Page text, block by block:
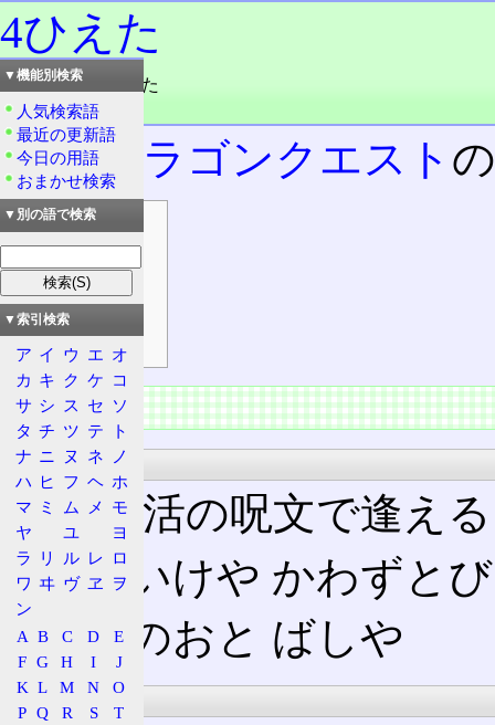
4ひえた
読み：よん・ひえた
品詞：名
初代ドラゴンクエスト
目次
概要
復活の呪文
解説
特徴
概要
復活の呪文
次の復活の呪文で逢え
ふるいけや かわずと
みずのおと ばしや
解説
▼機能別検索
人気検索語
最近の更新語
今日の用語
おまかせ検索
▼別の語で検索
▼索引検索
ア イ ウ エ オ
カ キ ク ケ コ
サ シ ス セ ソ
タ チ ツ テ
ト
ナ ニ ヌ ネ
ノ
ハ ヒ フ ヘ ホ
マ ミ ム メ
モ
ヤ
ユ
ヨ
ラ
リ ル レ ロ
ワ ヰ ヴ ヱ
ヲ
ン
A B C D
E
F G H I
J
K L M N
O
P Q R S
T